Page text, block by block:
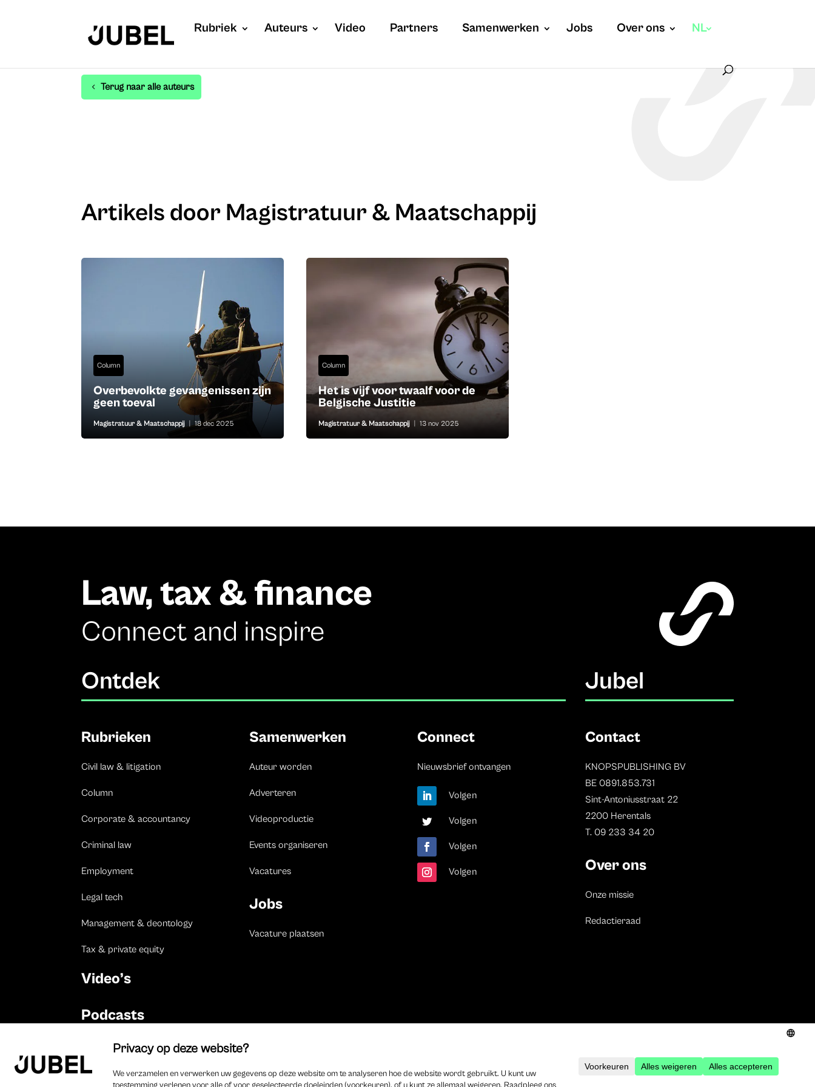
Rubriek Auteurs Video Partners Samenwerken Jobs Over ons NL
Terug naar alle auteurs
Artikels door Magistratuur & Maatschappij
Column
Overbevolkte gevangenissen zijn
geen toeval
Magistratuur & Maatschappij | 18 dec 2025
Column
Het is vijf voor twaalf voor de
Belgische Justitie
Magistratuur & Maatschappij 13 nov 2025
Law, tax & finance
Connect and inspire
Ontdek Jubel
Rubrieken
Civil law & litigation
Column
Corporate & accountancy
Criminal law
Employment
Legal tech
Management & deontology
Tax & private equity
Video’s
Podcasts
Samenwerken
Auteur worden
Adverteren
Videoproductie
Events organiseren
Vacatures
Jobs
Vacature plaatsen
Connect
Nieuwsbrief ontvangen
Volgen
Volgen
Volgen
Volgen
Contact
KNOPSPUBLISHING BV
BE 0891.853.731
Sint-Antoniusstraat 22
2200 Herentals
T. 09 233 34 20
Over ons
Onze missie
Redactieraad